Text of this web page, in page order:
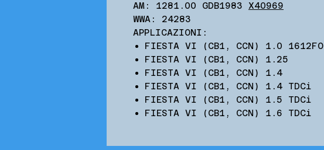
AM: 1281.00 GDB1983 X40969
WWA: 24283
APPLICAZIONI:
FIESTA VI (CB1, CCN) 1.0 1612FO
FIESTA VI (CB1, CCN) 1.25
FIESTA VI (CB1, CCN) 1.4
FIESTA VI (CB1, CCN) 1.4 TDCi
FIESTA VI (CB1, CCN) 1.5 TDCi
FIESTA VI (CB1, CCN) 1.6 TDCi